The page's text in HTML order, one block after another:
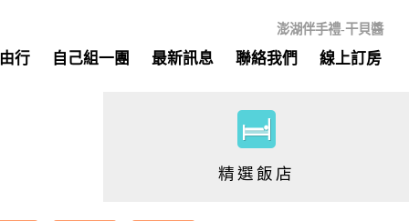
澎湖伴手禮-干貝醬
行 自己組一團 最新訊息 聯絡我們 線上訂房
精選飯店